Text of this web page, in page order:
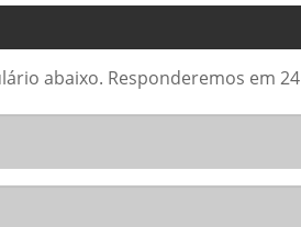
abaixo. Responderemos em